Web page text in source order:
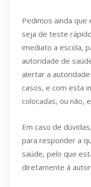
Pedimos ainda que
seja de teste
imediato a escola,
autoridade de
alertar a
casos, e com esta
colocadas, ou não,
Em caso de
para responder a
saúde, pelo que
diretamente à